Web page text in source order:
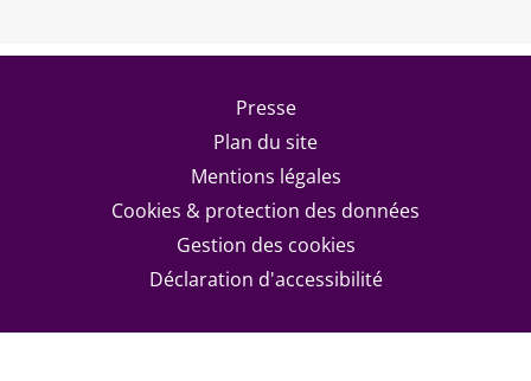
Presse
Plan du site
Mentions légales
Cookies & protection des données
Gestion des cookies
Déclaration d'accessibilité